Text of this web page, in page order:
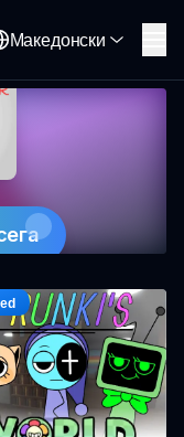
Македонски